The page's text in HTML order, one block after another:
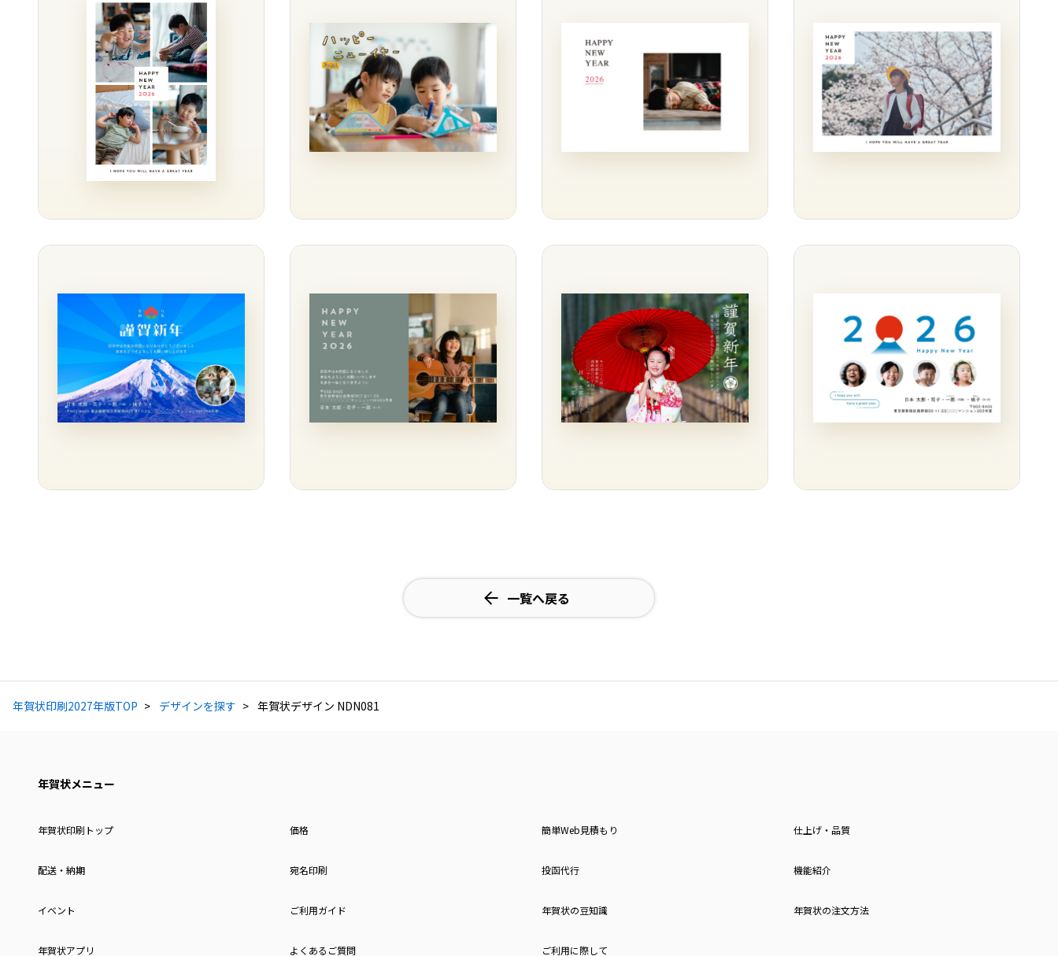
一覧へ戻る
年賀状印刷2027年版TOP デザインを探す 年賀状デザイン NDN081
年賀状メニュー
年賀状印刷トップ 価格 簡単Web見積もり 仕上げ・品質
配送・納期 宛名印刷 投函代行 機能紹介
イベント ご利用ガイド 年賀状の豆知識 年賀状の注文方法
年賀状アプリ よくあるご質問 ご利用に際して